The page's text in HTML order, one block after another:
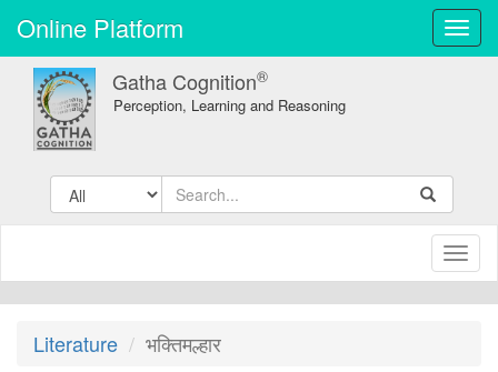
Online Platform
Gatha Cognition®
Perception, Learning and Reasoning
Literature भक्तिमल्हार